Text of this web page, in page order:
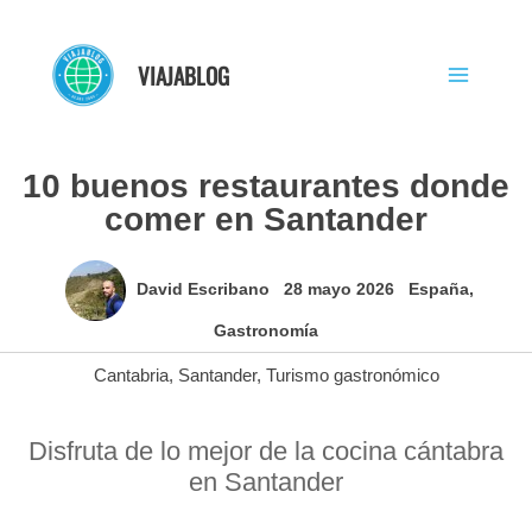
contenido
VIAJABLOG
10 buenos restaurantes donde
comer en Santander
David Escribano 28 mayo 2026 España,
Gastronomía
Cantabria, Santander, Turismo gastronómico
Disfruta de lo mejor de la cocina cántabra
en Santander